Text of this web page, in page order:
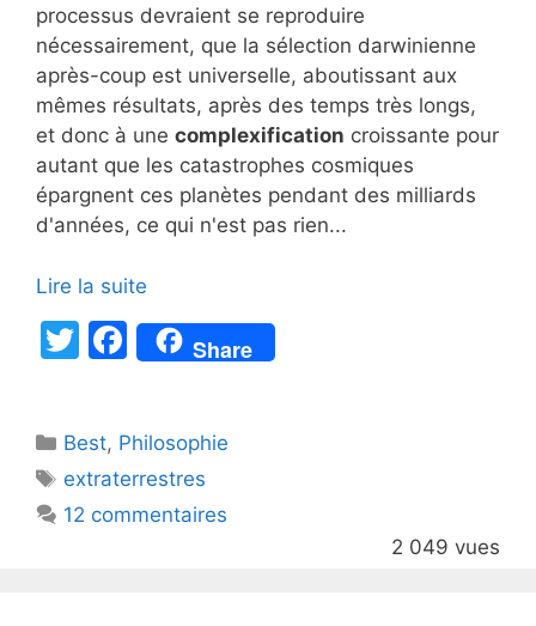
processus devraient se reproduire
nécessairement, que la sélection darwinienne
après-coup est universelle, aboutissant aux
mêmes résultats, après des temps très longs,
et donc à une complexification croissante pour
autant que les catastrophes cosmiques
épargnent ces planètes pendant des milliards
d'années, ce qui n'est pas rien...
Lire la suite
T
er
F
a
e
b
o
Share
Catégories
Best, Philosophie
Étiquettes
extraterrestres
12 commentaires
2 049 vues